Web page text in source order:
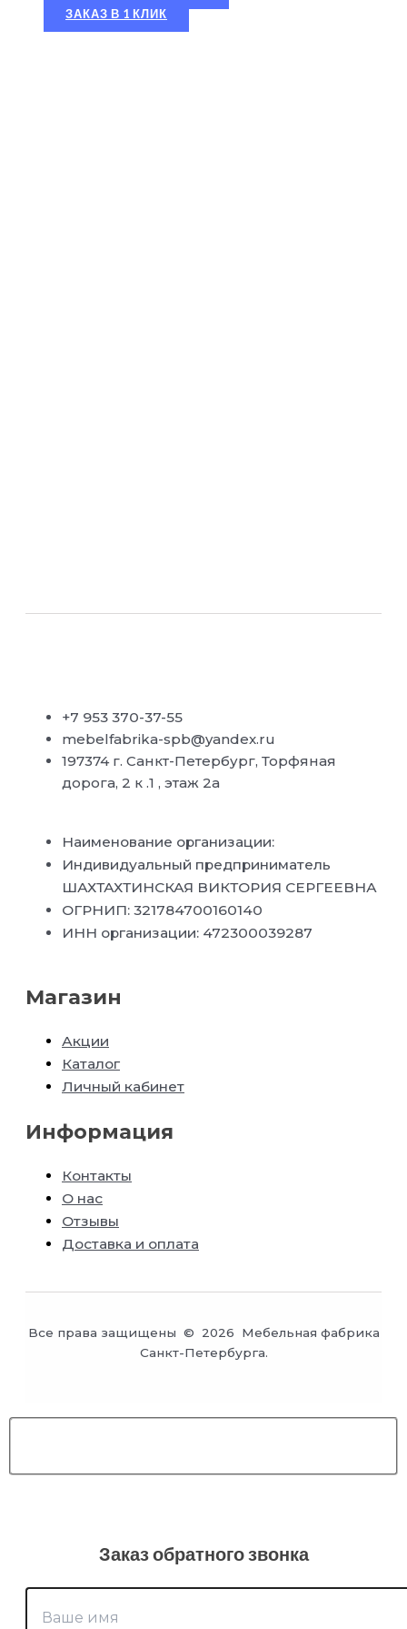
ЗАКАЗ В 1 КЛИК
+7 953 370-37-55
mebelfabrika-spb@yandex.ru
197374 г. Санкт-Петербург, Торфяная
дорога, 2 к .1 , этаж 2а
Наименование организации:
Индивидуальный предприниматель
ШАХТАХТИНСКАЯ ВИКТОРИЯ СЕРГЕЕВНА
ОГРНИП: 321784700160140
ИНН организации: 472300039287
Магазин
Акции
Каталог
Личный кабинет
Информация
Контакты
О нас
Отзывы
Доставка и оплата
Все права защищены © 2026 Мебельная фабрика
Санкт-Петербурга.
Заказ обратного звонка